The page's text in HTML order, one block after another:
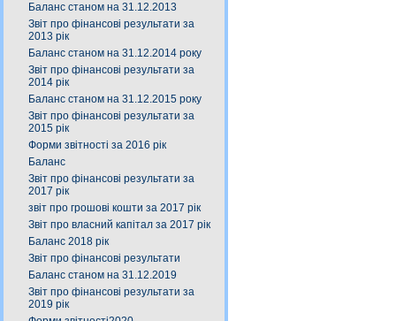
Баланс станом на 31.12.2013
Звіт про фінансові результати за
2013 рік
Баланс станом на 31.12.2014 року
Звіт про фінансові результати за
2014 рік
Баланс станом на 31.12.2015 року
Звіт про фінансові результати за
2015 рік
Форми звітності за 2016 рік
Баланс
Звіт про фінансові результати за
2017 рік
звіт про грошові кошти за 2017 рік
Звіт про власний капітал за 2017 рік
Баланс 2018 рік
Звіт про фінансові результати
Баланс станом на 31.12.2019
Звіт про фінансові результати за
2019 рік